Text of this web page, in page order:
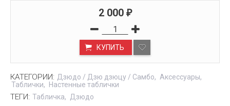
2 000 ₽
КУПИТЬ
КАТЕГОРИИ: Дзюдо / Дзю дзюцу / Самбо
Аксессуары
Таблички
Настенные таблички
ТЕГИ: Табличка Дзюдо